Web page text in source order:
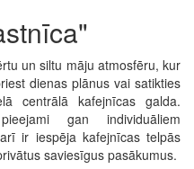
un siltu māju atmosfēru, kur
dienas plānus vai satikties
centrālā kafejnīcas galda.
gan individuāliem
ir iespēja kafejnīcas telpās
saviesīgus pasākumus.